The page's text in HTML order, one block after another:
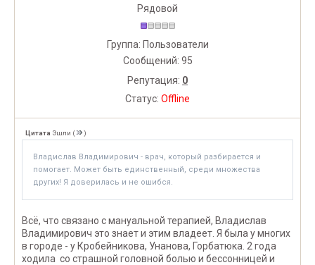
Рядовой
Группа: Пользователи
Сообщений: 95
Репутация: 0
Статус: Offline
Цитата Эшли ( )
Владислав Владимирович - врач, который разбирается и
помогает. Может быть единственный, среди множества
других! Я доверилась и не ошибся.
Всё, что связано с мануальной терапией, Владислав
Владимирович это знает и этим владеет. Я была у многих
в городе - у Кробейникова, Унанова, Горбатюка. 2 года
ходила со страшной головной болью и бессонницей и